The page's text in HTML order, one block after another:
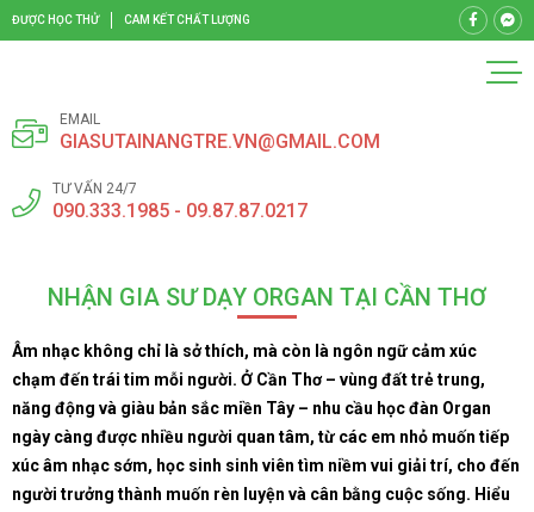
ĐƯỢC HỌC THỬ CAM KẾT CHẤT LƯỢNG
EMAIL
GIASUTAINANGTRE.VN@GMAIL.COM
TƯ VẤN 24/7
090.333.1985 - 09.87.87.0217
NHẬN GIA SƯ DẠY ORGAN TẠI CẦN THƠ
Âm nhạc không chỉ là sở thích, mà còn là ngôn ngữ cảm xúc
chạm đến trái tim mỗi người. Ở Cần Thơ – vùng đất trẻ trung,
năng động và giàu bản sắc miền Tây – nhu cầu học đàn Organ
ngày càng được nhiều người quan tâm, từ các em nhỏ muốn tiếp
xúc âm nhạc sớm, học sinh sinh viên tìm niềm vui giải trí, cho đến
người trưởng thành muốn rèn luyện và cân bằng cuộc sống. Hiểu